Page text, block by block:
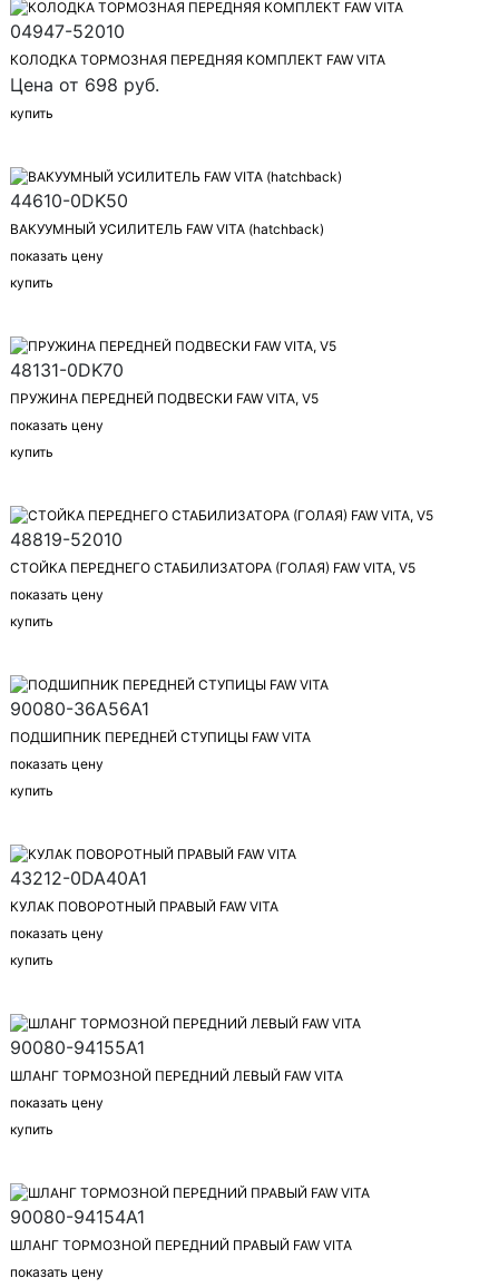
04947-52010
КОЛОДКА ТОРМОЗНАЯ ПЕРЕДНЯЯ КОМПЛЕКТ FAW VITA
Цена от 698 руб.
купить
44610-0DK50
ВАКУУМНЫЙ УСИЛИТЕЛЬ FAW VITA (hatchback)
показать цену
купить
48131-0DK70
ПРУЖИНА ПЕРЕДНЕЙ ПОДВЕСКИ FAW VITA, V5
показать цену
купить
48819-52010
СТОЙКА ПЕРЕДНЕГО СТАБИЛИЗАТОРА (ГОЛАЯ) FAW VITA, V5
показать цену
купить
90080-36A56A1
ПОДШИПНИК ПЕРЕДНЕЙ СТУПИЦЫ FAW VITA
показать цену
купить
43212-0DA40A1
КУЛАК ПОВОРОТНЫЙ ПРАВЫЙ FAW VITA
показать цену
купить
90080-94155A1
ШЛАНГ ТОРМОЗНОЙ ПЕРЕДНИЙ ЛЕВЫЙ FAW VITA
показать цену
купить
90080-94154A1
ШЛАНГ ТОРМОЗНОЙ ПЕРЕДНИЙ ПРАВЫЙ FAW VITA
показать цену